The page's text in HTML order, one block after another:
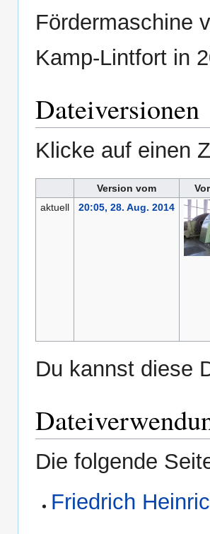
Fördermaschine
Kamp-Lintfort in
Dateiversionen
Klicke auf einen
Version vom
aktuell
20:05, 28. Aug. 2014
Du kannst diese
Die folgende
Friedrich